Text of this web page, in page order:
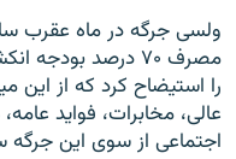
ولسی جرگه در ماه عقرب
را استیضاح کرد که از این
عالی، مخابرات، فواید
اجتماعی از سوی این